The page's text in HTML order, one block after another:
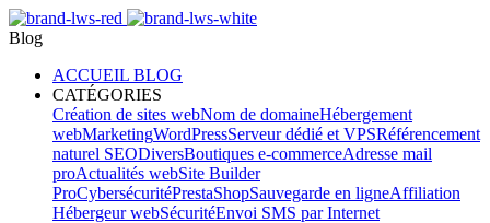
Blog
ACCUEIL BLOG
CATÉGORIES
Création de sites webNom de domaineHébergement
webMarketingWordPressServeur dédié et VPSRéférencement
naturel SEODiversBoutiques e-commerceAdresse mail
proActualités webSite Builder
ProCybersécuritéPrestaShopSauvegarde en ligneAffiliation
Hébergeur webSécuritéEnvoi SMS par Internet